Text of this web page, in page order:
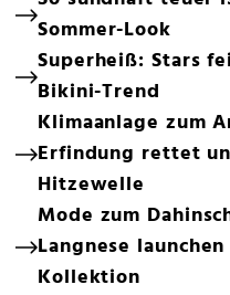
Sommer-Look
Superheiß: Stars
Bikini-Trend
Klimaanlage zum
Erfindung rettet
Hitzewelle
Mode zum
Langnese
Kollektion